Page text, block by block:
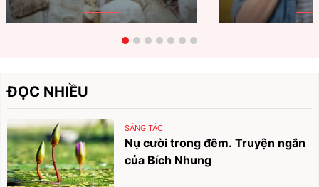
ĐỌC NHIỀU
SÁNG TÁC
Nụ cười trong đêm. Truyện ngắn
của Bích Nhung